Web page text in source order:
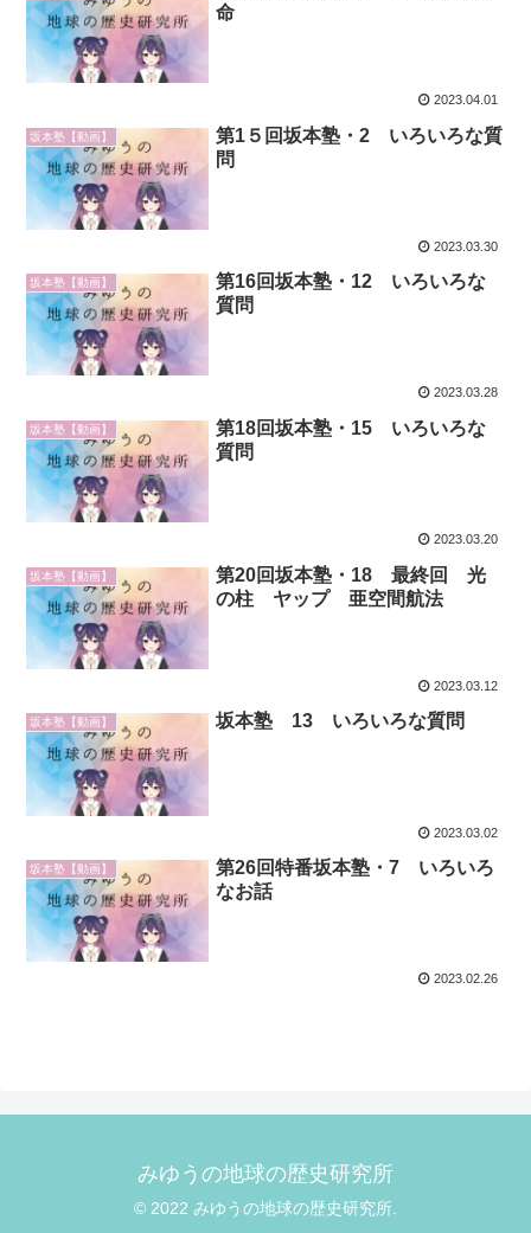
命
2023.04.01
坂本塾【動画】
第1５回坂本塾・2 いろいろな質
問
2023.03.30
坂本塾【動画】
第16回坂本塾・12 いろいろな
質問
2023.03.28
坂本塾【動画】
第18回坂本塾・15 いろいろな
質問
2023.03.20
坂本塾【動画】
第20回坂本塾・18 最終回 光
の柱 ヤップ 亜空間航法
2023.03.12
坂本塾【動画】 坂本塾 13 いろいろな質問
2023.03.02
坂本塾【動画】
第26回特番坂本塾・7 いろいろ
なお話
2023.02.26
みゆうの地球の歴史研究所
© 2022 みゆうの地球の歴史研究所.